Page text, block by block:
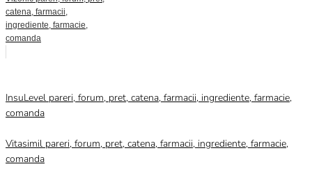
catena, farmacii,
ingrediente, farmacie,
comanda
InsuLevel pareri, forum, pret, catena, farmacii, ingrediente, farmacie,
comanda
Vitasimil pareri, forum, pret, catena, farmacii, ingrediente, farmacie,
comanda